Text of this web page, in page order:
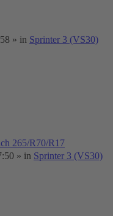
» in Sprinter 3 (VS30)
265/R70/R17
» in Sprinter 3 (VS30)